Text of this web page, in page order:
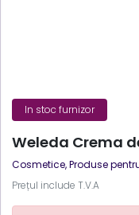
In stoc furnizor
Weleda Crema
Cosmetice,Produse
Prețul include T.V.A